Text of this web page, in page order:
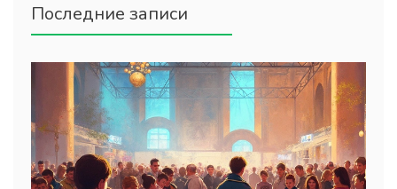
Последние записи